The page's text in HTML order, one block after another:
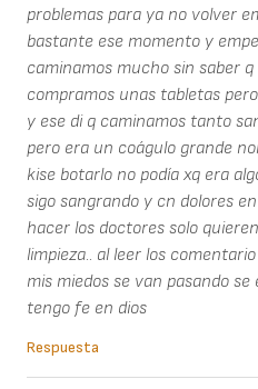
problemas para ya no volver
bastante ese momento y
caminamos mucho sin saber
compramos unas tabletas
y ese di q caminamos tanto
pero era un coágulo grande
kise botarlo no podía xq era
sigo sangrando y cn dolores
hacer los doctores solo
limpieza.. al leer los
mis miedos se van pasando
tengo fe en dios
Respuesta